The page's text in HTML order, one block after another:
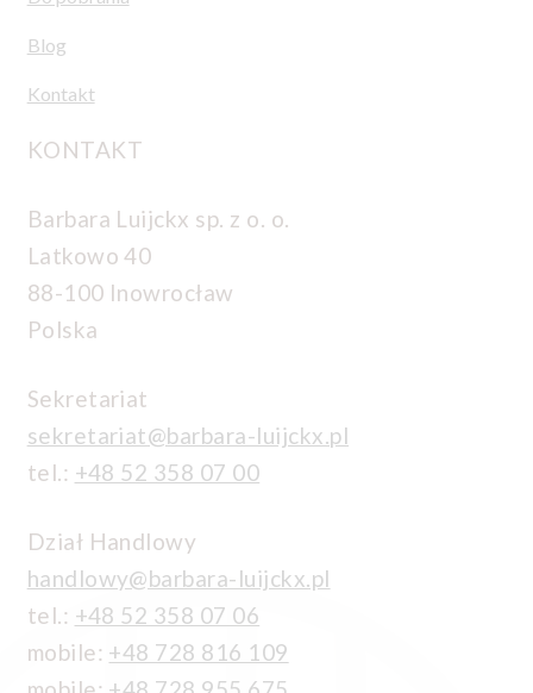
Blog
Kontakt
KONTAKT
Barbara Luijckx sp. z o. o.
Latkowo 40
88-100 Inowrocław
Polska
Sekretariat
sekretariat@barbara-luijckx.pl
tel.: +48 52 358 07 00
Dział Handlowy
handlowy@barbara-luijckx.pl
tel.: +48 52 358 07 06
mobile: +48 728 816 109